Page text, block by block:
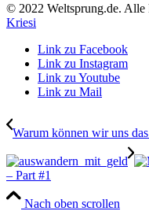
© 2022 Weltsprung.de. Alle
Kriesi
Link zu Facebook
Link zu Instagram
Link zu Youtube
Link zu Mail
Warum können wir uns
– Part #1
Nach oben scrollen